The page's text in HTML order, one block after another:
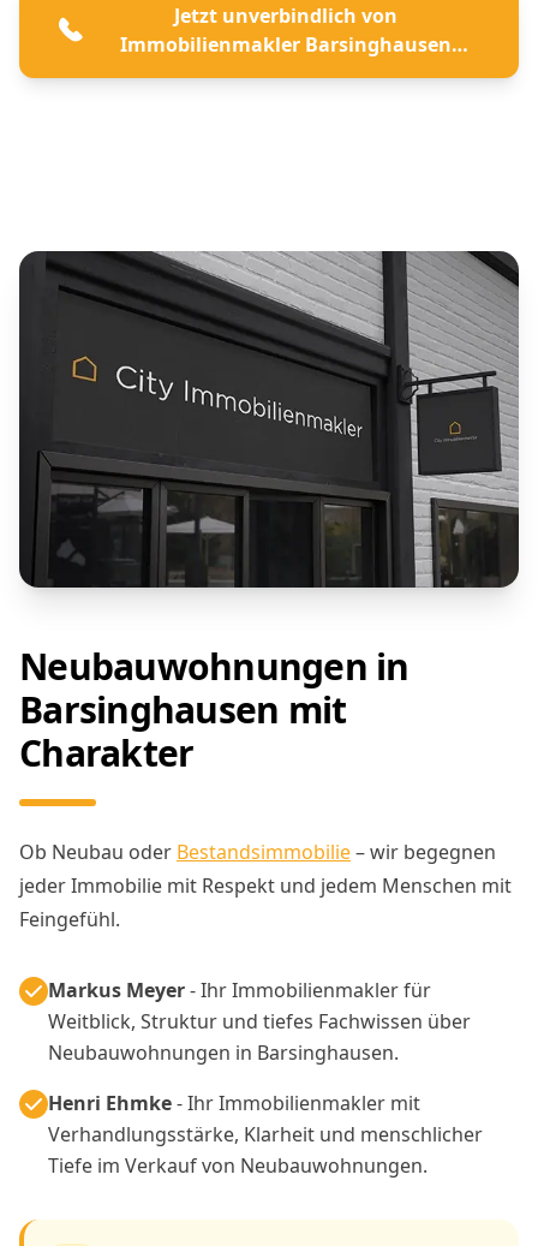
Jetzt unverbindlich von
Immobilienmakler Barsinghausen
beraten lassen
Neubauwohnungen in
Barsinghausen mit
Charakter
Ob Neubau oder Bestandsimmobilie– wir begegnen
jeder Immobilie mit Respekt und jedem Menschen mit
Feingefühl.
Markus Meyer- Ihr Immobilienmakler für
Weitblick, Struktur und tiefes Fachwissen über
Neubauwohnungen in Barsinghausen.
Henri Ehmke- Ihr Immobilienmakler mit
Verhandlungsstärke, Klarheit und menschlicher
Tiefe im Verkauf von Neubauwohnungen.